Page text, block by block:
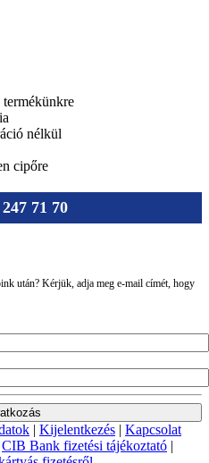
termékünkre
nélkül
cipőre
71 70
után? Kérjük, adja meg e-mail címét, hogy
Kijelentkezés
Kapcsolat
CIB Bank fizetési tájékoztató